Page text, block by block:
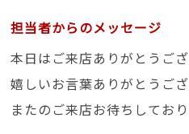
担当者からのメッセージ
本日はご来店ありがとうご
嬉しいお言葉ありがとうご
またのご来店お待ちしており